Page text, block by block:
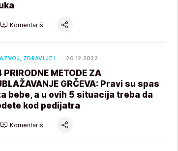
Komentariši
ZDRAVLJE I … 20.12.2022.
PRIRODNE METODE ZA
GRČEVA: Pravi su spas
bebe, a u ovih 5 situacija treba da
kod pedijatra
Komentariši